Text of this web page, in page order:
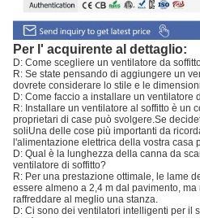
Per l' acquirente al dettaglio:
D: Come scegliere un ventilatore da
R: Se state pensando di aggiungere un
dovrete considerare lo stile e le
D: Come faccio a installare un ventilatore
R: Installare un ventilatore al soffitto è un
proprietari di case può svolgere.Se
soliUna delle cose più importanti da
l'alimentazione elettrica della vostra casa
D: Qual è la lunghezza della canna da
ventilatore di soffitto?
R: Per una prestazione ottimale, le lame
essere almeno a 2,4 m dal pavimento,
raffreddare al meglio una stanza.
D: Ci sono dei ventilatori intelligenti per il